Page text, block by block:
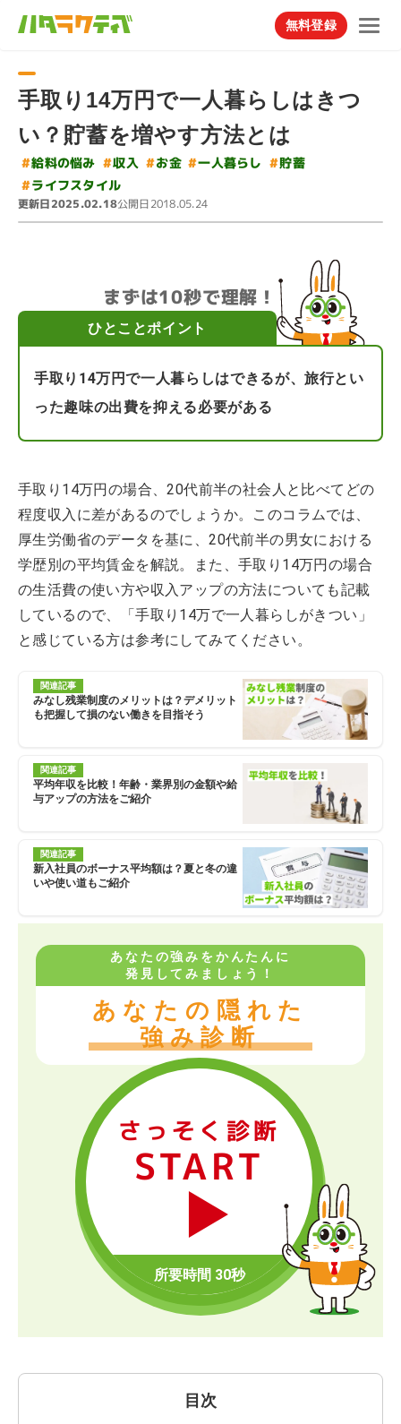
無料登録
手取り14万円で一人暮らしはきつ
い？貯蓄を増やす方法とは
#給料の悩み #収入 #お金 #一人暮らし #貯蓄
#ライフスタイル
更新日2025.02.18公開日2018.05.24
まずは10秒で理解！
ひとことポイント
手取り14万円で一人暮らしはできるが、旅行とい
った趣味の出費を抑える必要がある
手取り14万円の場合、20代前半の社会人と比べてどの
程度収入に差があるのでしょうか。このコラムでは、
厚生労働省のデータを基に、20代前半の男女における
学歴別の平均賃金を解説。また、手取り14万円の場合
の生活費の使い方や収入アップの方法についても記載
しているので、「手取り14万で一人暮らしがきつい」
と感じている方は参考にしてみてください。
関連記事
みなし残業制度のメリットは？デメリット
も把握して損のない働きを目指そう
関連記事
平均年収を比較！年齢・業界別の金額や給
与アップの方法をご紹介
関連記事
新入社員のボーナス平均額は？夏と冬の違
いや使い道もご紹介
あなたの強みをかんたんに
発見してみましょう！
あなたの隠れた
強み診断
さっそく診断
START
目次